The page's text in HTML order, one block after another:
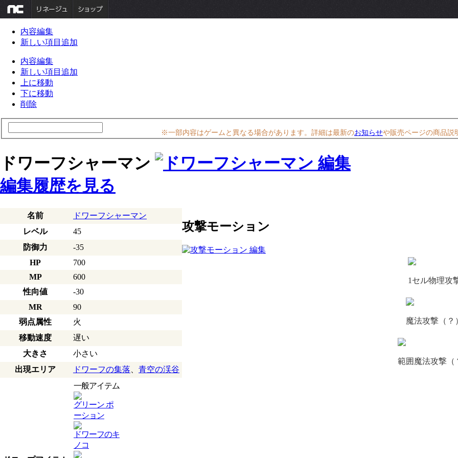
内容編集
新しい項目追加
内容編集
新しい項目追加
上に移動
下に移動
削除
※一部内容はゲームと異なる場合があります。詳細は最新のお知らせや販売ページの商品説
ドワーフシャーマン
編集履歴を見る
名前
ドワーフシャーマン
レベル
45
防御力
-35
HP
700
MP
600
性向値
-30
MR
90
弱点属性
火
移動速度
遅い
大きさ
小さい
出現エリア
ドワーフの集落 青空の渓谷
一般アイテム
グリーン ポ
ーション
ドワーフのキ
ノコ
攻撃モーション
1セル物理攻
魔法攻撃（？
範囲魔法攻撃（